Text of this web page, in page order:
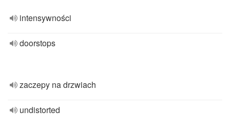
intensywności
doorstops
zaczepy na drzwiach
undistorted